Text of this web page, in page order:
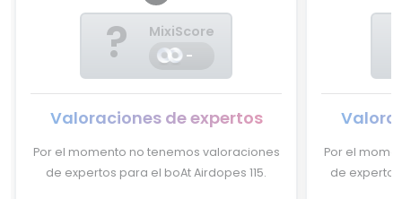
?
MixiScore
-
Valoraciones de expertos
Por el momento no tenemos valoraciones
de expertos para el boAt Airdopes 115.
Por el
de expertos